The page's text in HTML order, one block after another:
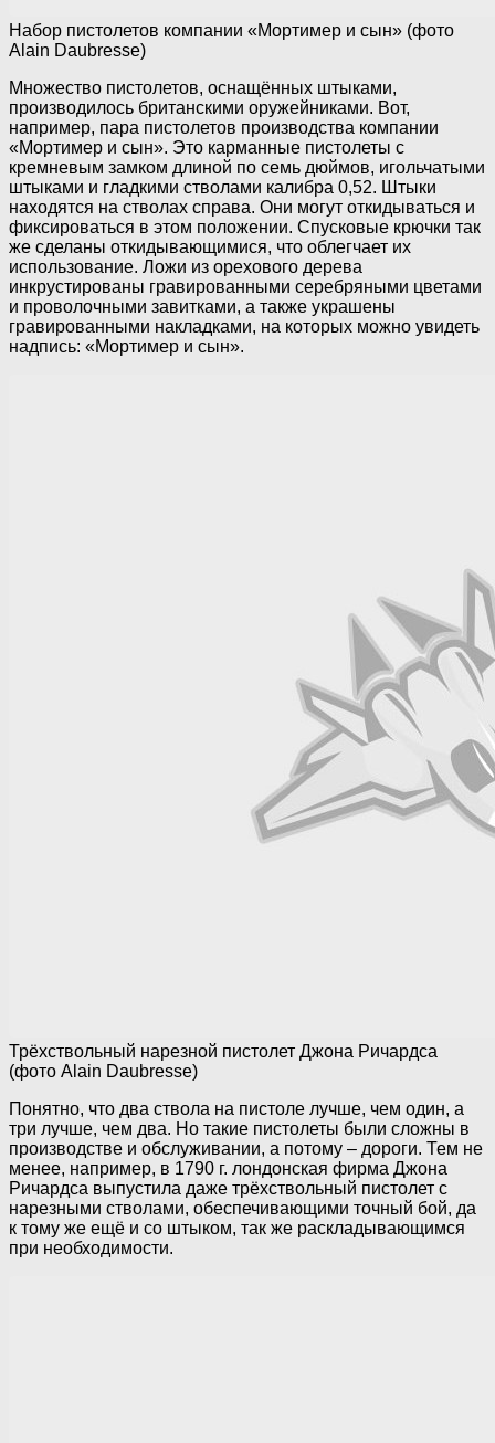
Набор пистолетов компании «Мортимер и сын» (фото
Alain Daubresse)
Множество пистолетов, оснащённых штыками,
производилось британскими оружейниками. Вот,
например, пара пистолетов производства компании
«Мортимер и сын». Это карманные пистолеты с
кремневым замком длиной по семь дюймов, игольчатыми
штыками и гладкими стволами калибра 0,52. Штыки
находятся на стволах справа. Они могут откидываться и
фиксироваться в этом положении. Спусковые крючки так
же сделаны откидывающимися, что облегчает их
использование. Ложи из орехового дерева
инкрустированы гравированными серебряными цветами
и проволочными завитками, а также украшены
гравированными накладками, на которых можно увидеть
надпись: «Мортимер и сын».
Трёхствольный нарезной пистолет Джона Ричардса
(фото Alain Daubresse)
Понятно, что два ствола на пистоле лучше, чем один, а
три лучше, чем два. Но такие пистолеты были сложны в
производстве и обслуживании, а потому – дороги. Тем не
менее, например, в 1790 г. лондонская фирма Джона
Ричардса выпустила даже трёхствольный пистолет с
нарезными стволами, обеспечивающими точный бой, да
к тому же ещё и со штыком, так же раскладывающимся
при необходимости.